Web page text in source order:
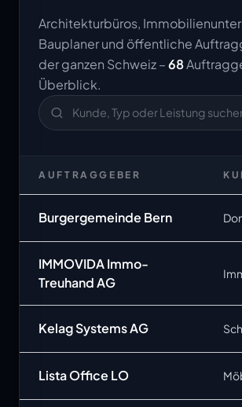
Architekturbüros,
Bauplaner und öffentliche
der ganzen Schweiz –68
Überblick.
AUFTRAGGEBER
Burgergemeinde Bern
IMMOVIDA Immo-
Treuhand AG
Kelag Systems AG
Lista Office LO